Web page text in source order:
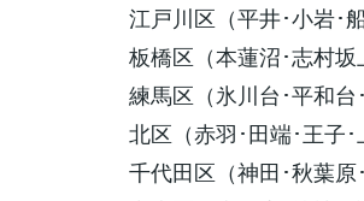
江戸川区（平井･小岩･
板橋区（本蓮沼･志村坂
練馬区（氷川台･平和台
北区（赤羽･田端･王子･
千代田区（神田･秋葉原